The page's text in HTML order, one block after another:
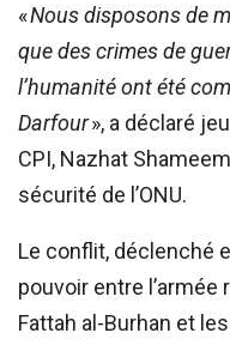
«Nous disposons de
que des crimes de
l’humanité ont été
Darfour», a déclaré
CPI, Nazhat
sécurité de l’ONU.
Le conflit, déclenché
pouvoir entre l’armée
Fattah al-Burhan et